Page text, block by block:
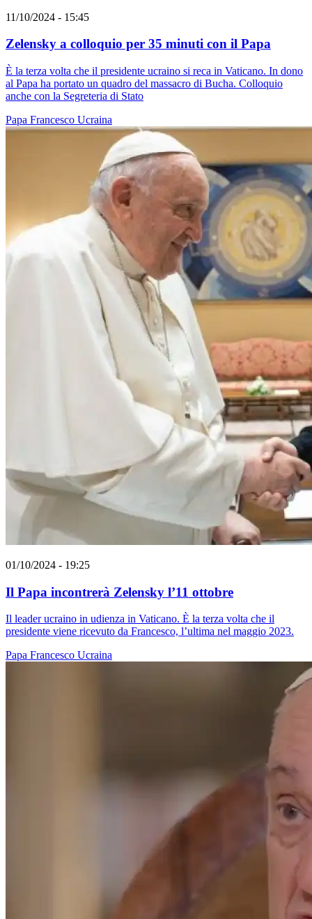
11/10/2024 - 15:45
Zelensky a colloquio per 35 minuti con il Papa
È la terza volta che il presidente ucraino si reca in Vaticano. In dono
al Papa ha portato un quadro del massacro di Bucha. Colloquio
anche con la Segreteria di Stato
Papa Francesco Ucraina
01/10/2024 - 19:25
Il Papa incontrerà Zelensky l’11 ottobre
Il leader ucraino in udienza in Vaticano. È la terza volta che il
presidente viene ricevuto da Francesco, l’ultima nel maggio 2023.
Papa Francesco Ucraina